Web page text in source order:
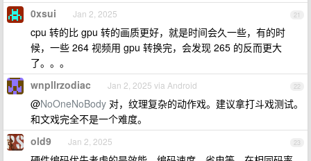
21
0xsui Jan 2, 2025
cpu 转的比 gpu 转的画质更好，就是时间会久一些，有的时
候，一些 264 视频用 gpu 转换完，会发现 265 的反而更大
了。。。
22
wnpllrzodiac Jan 2, 2025 via Android
@NoOneNoBody 对，纹理复杂的动作戏。建议拿打斗戏测试。
和文戏完全不是一个难度。
23
old9 Jan 2, 2025